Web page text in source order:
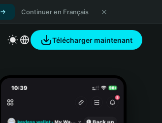
Continuer en Français
Télécharger maintenant